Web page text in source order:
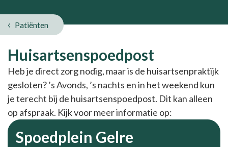
Patiënten
Huisartsenspoedpost
Huisartsenspoedpost
Heb je direct zorg nodig, maar is de huisartsenpraktijk
gesloten? ’s Avonds, ’s nachts en in het weekend kun
je terecht bij de huisartsenspoedpost. Dit kan alleen
op afspraak. Kijk voor meer informatie op:
Spoedplein Gelre